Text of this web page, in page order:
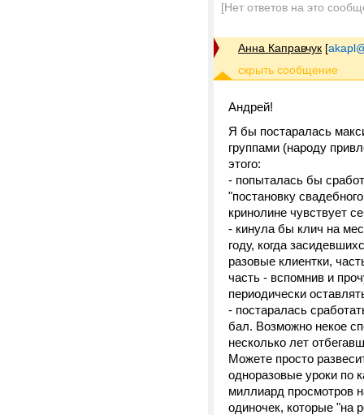
[Нет ответов на это
Анна Каправчук [
Андрей!
Я бы постаралась
группами (народу
этого:
- попыталась бы
"постановку
кринолине чувствует
- кинула бы клич на
году, когда
разовые клиентки,
часть - вспомнив и
периодически
- постаралась
бал. Возможно некое
несколько лет
Можете просто
одноразовые уроки по
миллиард просмотров
одиночек, которые "на